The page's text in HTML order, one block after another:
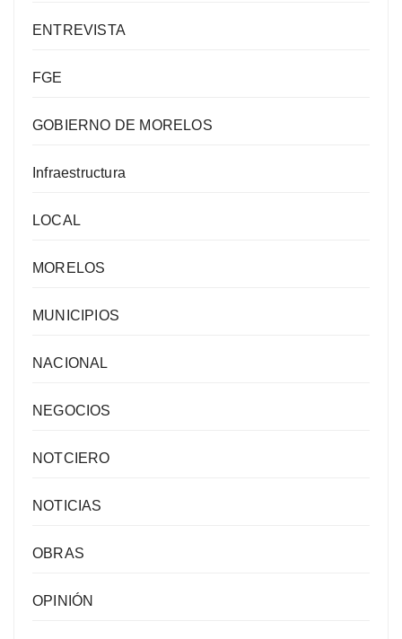
ENTREVISTA
FGE
GOBIERNO DE MORELOS
Infraestructura
LOCAL
MORELOS
MUNICIPIOS
NACIONAL
NEGOCIOS
NOTCIERO
NOTICIAS
OBRAS
OPINIÓN